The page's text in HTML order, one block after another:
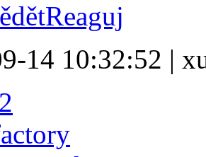
Reaguj
14 10:32:52 |